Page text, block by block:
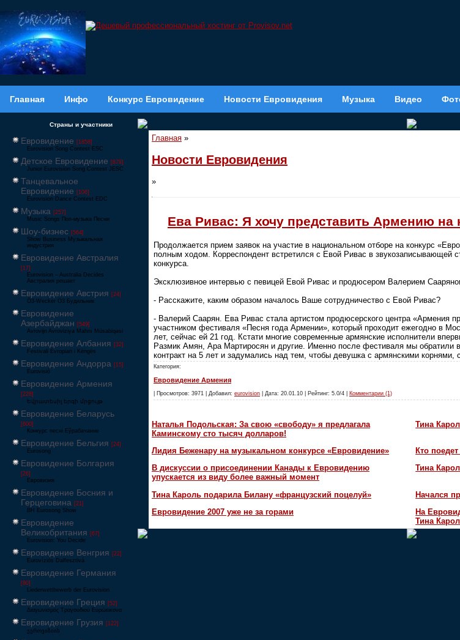
Главная Инфо Конкурс Евровидение Новости Евровидения Музыка Видео
Страны и участники
Евровидение [1858]
Eurovision Song Contest ESC
Детское Евровидение [878]
Junior Eurovision Song Contest JESC
Танцевальное
Евровидение [106]
Eurovision Dance Contest EDC
Музыка [257]
Music Songs Поп-музыка Песни
Шоу-бизнес [564]
Show Business Музыкальная
индустрия
Евровидение Австралия
[17]
Eurovision – Australia Decides
Австралия решает
Евровидение Австрия [24]
Ö3-Wecker Ö3 Будильник
Евровидение
Азербайджан [549]
Avrovijn Avroviziya Mahnı Müsabiqəsi
Евровидение Албания [32]
Festivali Evropian i Këngës
Евровидение Андорра [15]
Eurovisió
Евровидение Армения
[228]
Եվրատեսիլ երգի մրցույթ
Евровидение Беларусь
[600]
Конкурс песні Еўрабачанне
Евровидение Бельгия [24]
Eurosong
Евровидение Болгария
[26]
Евровизия
Евровидение Босния и
Герцеговина [21]
BH Eurosong Show
Евровидение
Великобритания [67]
Eurovision: You Decide
Евровидение Венгрия [22]
Eurovíziós Dalfesztivá
Евровидение Германия
[80]
Liederwettbewerb der Eurovision
Евровидение Греция [52]
Διαγωνισμός Τραγουδιού Ευρώεικονα
Евровидение Грузия [122]
ევროვიზიის
Главная »
Новости Евровидения
»
Ева Ривас: Я хочу представить Армению на
Продолжается прием заявок на участие в национальном отборе на конкурс
полным ходом. Корреспондент встретился с Евой Ривас в звукозаписывающей
конкурса.
Эксклюзивное интервью с певицей Евой Ривас и продюсером Валерием
- Расскажите, каким образом началось Ваше сотрудничество с Евой Ривас?
- Валерий Саарян. Ева Ривас стала артистом продюсерского центра «Армения
участником фестиваля «Песня года Армении», который проходит ежегодно в
лет, сейчас ей 21 год. Кстати многие современные армянские исполнители
Размик Амян, Ара Мартиросян и другие. Именно после фестиваля мы обратили
контракт на 5 лет и задумались над тем, чтобы девушка с армянскими корнями,
Категория:
Евровидение Армения
| Просмотров: 3971 | Добавил: eurovision | Дата: 20.01.10 | Рейтинг: 5.0/4 | Комментарии (1)
Наталья Подольская: За свою «свободу» я предлагала
Каминскому сто тысяч долларов!
Тина
Лидия Беженару на музыкальном конкурсе «Евровидение»
Кто
В дискуссии о присоединении Канады к Евровидению
упускается из виду более важный момент
Тина
Тина Кароль подарила Билану «французский поцелуй»
Начался
Евровидение 2007 уже не за горами
На
Тина